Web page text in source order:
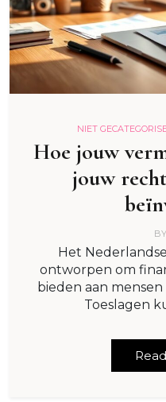
NIET
Hoe jouw
jouw
BY
Het
ontworpen om
bieden aan
Toeslagen